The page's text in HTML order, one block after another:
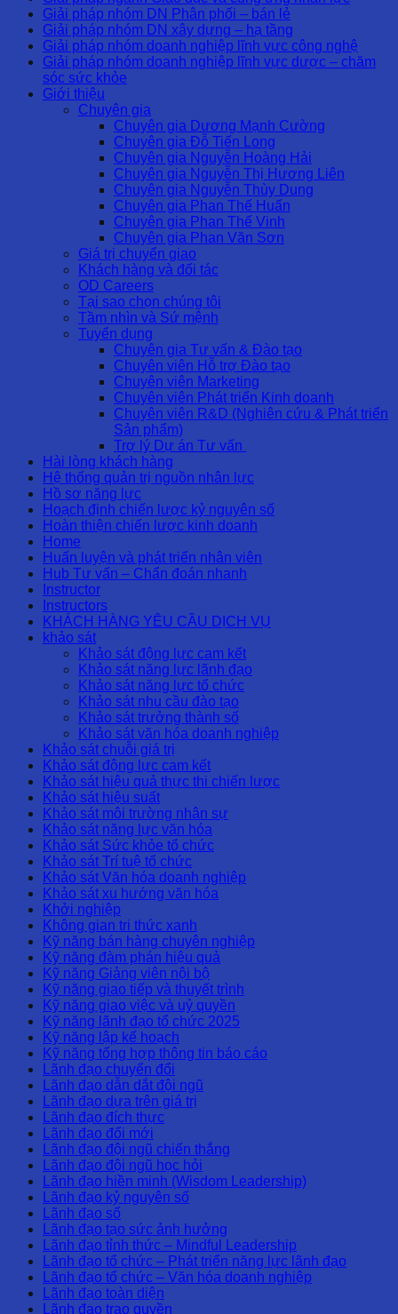
Giải pháp nhóm DN Phân phối – bán lẻ
Giải pháp nhóm DN xây dựng – hạ tầng
Giải pháp nhóm doanh nghiệp lĩnh vực công nghệ
Giải pháp nhóm doanh nghiệp lĩnh vực dược – chăm
sóc sức khỏe
Giới thiệu
Chuyên gia
Chuyên gia Dương Mạnh Cường
Chuyên gia Đỗ Tiến Long
Chuyên gia Nguyễn Hoàng Hải
Chuyên gia Nguyễn Thị Hương Liên
Chuyên gia Nguyễn Thùy Dung
Chuyên gia Phan Thế Huấn
Chuyên gia Phan Thế Vinh
Chuyên gia Phan Văn Sơn
Giá trị chuyển giao
Khách hàng và đối tác
OD Careers
Tại sao chọn chúng tôi
Tầm nhìn và Sứ mệnh
Tuyển dụng
Chuyên gia Tư vấn & Đào tạo
Chuyên viên Hỗ trợ Đào tạo
Chuyên viên Marketing
Chuyên viên Phát triển Kinh doanh
Chuyên viên R&D (Nghiên cứu & Phát triển
Sản phẩm)
Trợ lý Dự án Tư vấn
Hài lòng khách hàng
Hệ thống quản trị nguồn nhân lực
Hồ sơ năng lực
Hoạch định chiến lược kỷ nguyên số
Hoàn thiện chiến lược kinh doanh
Home
Huấn luyện và phát triển nhân viên
Hub Tư vấn – Chẩn đoán nhanh
Instructor
Instructors
KHÁCH HÀNG YÊU CẦU DỊCH VỤ
khảo sát
Khảo sát động lực cam kết
Khảo sát năng lực lãnh đạo
Khảo sát năng lực tổ chức
Khảo sát nhu cầu đào tạo
Khảo sát trưởng thành số
Khảo sát văn hóa doanh nghiệp
Khảo sát chuỗi giá trị
Khảo sát động lực cam kết
Khảo sát hiệu quả thực thi chiến lược
Khảo sát hiệu suất
Khảo sát môi trường nhân sự
Khảo sát năng lực văn hóa
Khảo sát Sức khỏe tổ chức
Khảo sát Trí tuệ tổ chức
Khảo sát Văn hóa doanh nghiệp
Khảo sát xu hướng văn hóa
Khởi nghiệp
Không gian tri thức xanh
Kỹ năng bán hàng chuyên nghiệp
Kỹ năng đàm phán hiệu quả
Kỹ năng Giảng viên nội bộ
Kỹ năng giao tiếp và thuyết trình
Kỹ năng giao việc và uỷ quyền
Kỹ năng lãnh đạo tổ chức 2025
Kỹ năng lập kế hoạch
Kỹ năng tổng hợp thông tin báo cáo
Lãnh đạo chuyển đổi
Lãnh đạo dẫn dắt đội ngũ
Lãnh đạo dựa trên giá trị
Lãnh đạo đích thực
Lãnh đạo đổi mới
Lãnh đạo đội ngũ chiến thắng
Lãnh đạo đội ngũ học hỏi
Lãnh đạo hiền minh (Wisdom Leadership)
Lãnh đạo kỷ nguyên số
Lãnh đạo số
Lãnh đạo tạo sức ảnh hưởng
Lãnh đạo tỉnh thức – Mindful Leadership
Lãnh đạo tổ chức – Phát triển năng lực lãnh đạo
Lãnh đạo tổ chức – Văn hóa doanh nghiệp
Lãnh đạo toàn diện
Lãnh đạo trao quyền